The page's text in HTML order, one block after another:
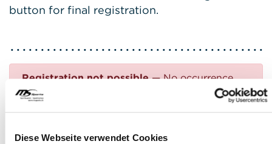
Diese Webseite verwendet Cookies
button for final registration.
Registration not possible— No occurrence
found
Questions?